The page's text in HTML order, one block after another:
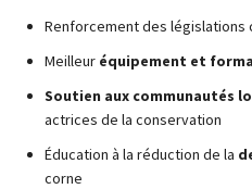
Renforcement des législations
Meilleur équipement et
Soutien aux communautés
actrices de la conservation
Éducation à la réduction de la
corne